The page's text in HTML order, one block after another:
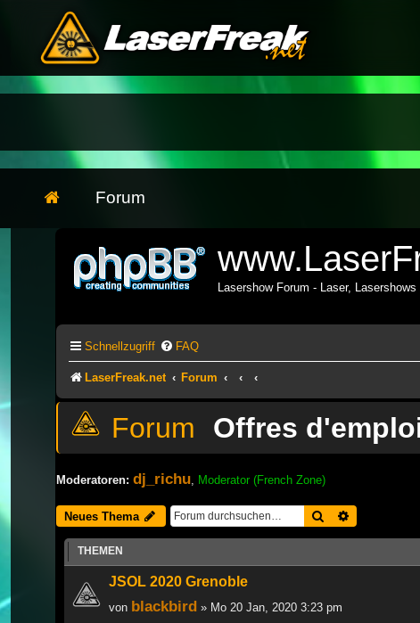
Forum
Lasershow Forum - Laser,
Schnellzugriff FAQ
LaserFreak.net Forum
Offres
Moderatoren: dj_richu Moderator (French Zone)
Neues Thema Suche
THEMEN
JSOL 2020 Grenoble
von blackbird » Mo 20 Jan, 2020 3:23 pm